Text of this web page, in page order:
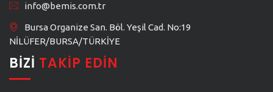
info@bemis.com.tr
Bursa Organize San. Böl. Yeşil Cad. No:19
NİLÜFER/BURSA/TÜRKİYE
BIZI TAKIP EDIN